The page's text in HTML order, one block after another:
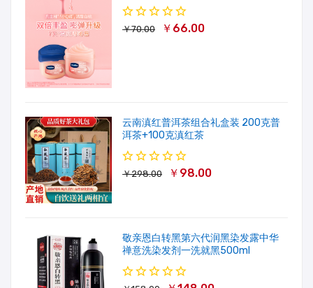
￥70.00 ￥66.00
云南滇红普洱茶组合礼盒装 200克普
洱茶+100克滇红茶
￥298.00 ￥98.00
敬亲恩白转黑第六代润黑染发露中华
禅意洗染发剂一洗就黑500ml